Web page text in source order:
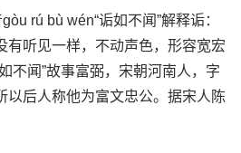
rú bù wén“诟如不闻”解释诟：
有听见一样，不动声色，形容宽宏
不闻”故事富弼，宋朝河南人，字
以后人称他为富文忠公。据宋人陈